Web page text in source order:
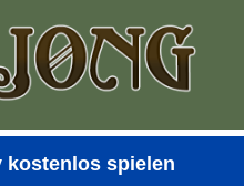
kostenlos spielen